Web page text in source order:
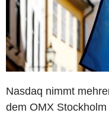
Nasdaq nimmt
dem OMX